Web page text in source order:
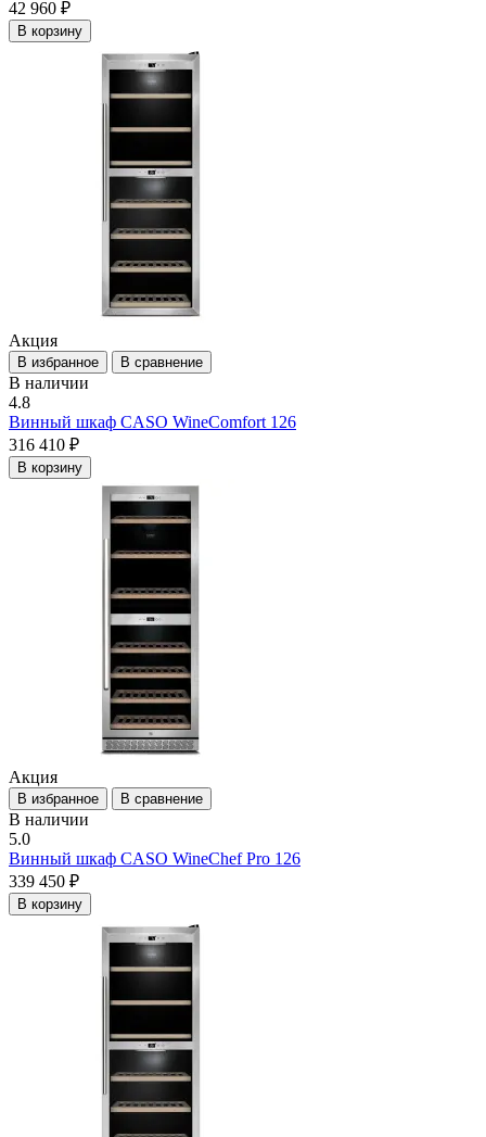
42 960 ₽
В корзину
Акция
В избранное В сравнение
В наличии
4.8
Винный шкаф CASO WineComfort 126
316 410 ₽
В корзину
Акция
В избранное В сравнение
В наличии
5.0
Винный шкаф CASO WineChef Pro 126
339 450 ₽
В корзину